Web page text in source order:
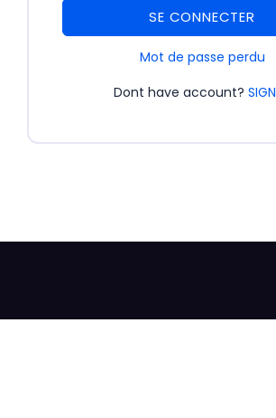
SE CONNECTER
Mot de passe perdu
Dont have account?